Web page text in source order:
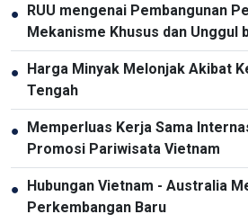
● RUU mengenai Pembangunan
Mekanisme Khusus dan Unggul
● Harga Minyak Melonjak Akibat
Tengah
● Memperluas Kerja Sama
Promosi Pariwisata Vietnam
● Hubungan Vietnam - Australia
Perkembangan Baru